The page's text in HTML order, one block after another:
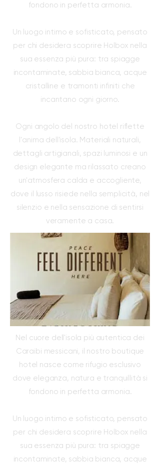
fondono in perfetta armonia.
Un luogo intimo e sofisticato, pensato
per chi desidera scoprire Holbox nella
sua essenza più pura: tra spiagge
incontaminate, sabbia bianca, acque
cristalline e tramonti infiniti che
incantano ogni giorno.
Ogni angolo del nostro hotel riflette
l'anima dell'isola. Materiali naturali,
dettagli artigianali, spazi luminosi e un
design elegante ma rilassato creano
un'atmosfera calda e accogliente,
dove il lusso risiede nella semplicità, nel
silenzio e nella sensazione di sentirsi
veramente a casa.
Nel cuore dell'isola più autentica dei
Caraibi messicani, il nostro boutique
hotel nasce come rifugio esclusivo
dove eleganza, natura e tranquillità si
fondono in perfetta armonia.
Un luogo intimo e sofisticato, pensato
per chi desidera scoprire Holbox nella
sua essenza più pura: tra spiagge
incontaminate, sabbia bianca, acque